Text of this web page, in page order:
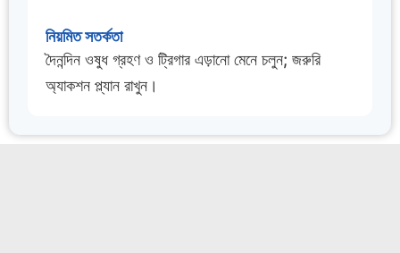
নিয়মিত সতর্কতা
দৈনন্দিন ওষুধ গ্রহণ ও ট্রিগার এড়ানো মেনে চলুন; জরুরি
অ্যাকশন প্ল্যান রাখুন।